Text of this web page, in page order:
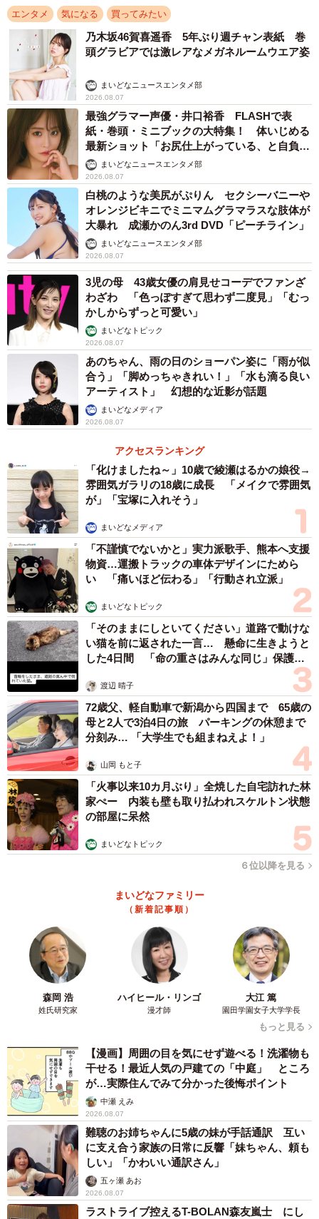
エンタメ 気になる 買ってみたい
乃木坂46賀喜遥香 5年ぶり週チャン表紙 巻
頭グラビアでは激レアなメガネルームウエア姿
まいどなニュースエンタメ部
2026.08.07
最強グラマー声優・井口裕香 FLASHで表
紙・巻頭・ミニブックの大特集！ 体いじめる
最新ショット「お尻仕上がっている、と自負し
ています」「いくつになっても理想の身体でい
たい」
まいどなニュースエンタメ部
2026.08.07
白桃のような美尻がぷりん セクシーバニーや
オレンジビキニでミニマムグラマラスな肢体が
大暴れ 成瀬かのん3rd DVD「ピーチライン」
まいどなニュースエンタメ部
2026.08.07
3児の母 43歳女優の肩見せコーデでファンざ
わざわ 「色っぽすぎて思わず二度見」「むっ
かしからずっと可愛い」
まいどなトピック
2026.08.07
あのちゃん、雨の日のショーパン姿に「雨が似
合う」「脚めっちゃきれい！」「水も滴る良い
アーティスト」 幻想的な近影が話題
まいどなメディア
2026.08.07
アクセスランキング
「化けましたね～」10歳で綾瀬はるかの娘役→
雰囲気ガラリの18歳に成長 「メイクで雰囲気
が」「宝塚に入れそう」
まいどなメディア
「不謹慎でないかと」実力派歌手、熊本へ支援
物資…運搬トラックの車体デザインにためら
い 「痛いほど伝わる」「行動され立派」
まいどなトピック
「そのままにしといてください」道路で動けな
い猫を前に返された一言… 懸命に生きようと
した4日間 「命の重さはみんな同じ」保護団
渡辺 晴子
72歳父、軽自動車で新潟から四国まで 65歳の
母と2人で3泊4日の旅 パーキングの休憩まで
分刻み… 「大学生でも組まねえよ！」
山岡 もと子
「火事以来10カ月ぶり」全焼した自宅訪れた林
家ぺー 内装も壁も取り払われスケルトン状態
の部屋に呆然
まいどなトピック
６位以降を見る
まいどなファミリー
（新着記事順）
森岡 浩
姓氏研究家
ハイヒール・リンゴ
漫才師
大江 篤
園田学園女子大学学長
もっと見る
【漫画】周囲の目を気にせず遊べる！洗濯物も
干せる！最近人気の戸建ての「中庭」 ところ
が…実際住んでみて分かった後悔ポイント
中瀬 えみ
2026.08.07
難聴のお姉ちゃんに5歳の妹が手話通訳 互い
に支え合う家族の日常に反響「妹ちゃん、頼も
しい」「かわいい通訳さん」
五ヶ瀬 あお
2026.08.07
ラストライブ控えるT-BOLAN森友嵐士 にし